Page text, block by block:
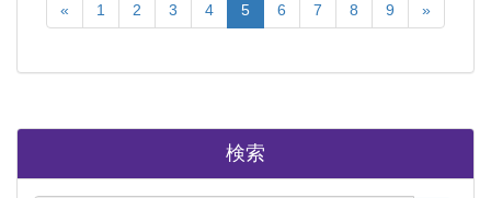
« 1 2 3 4 5 6 7 8 9 »
検索